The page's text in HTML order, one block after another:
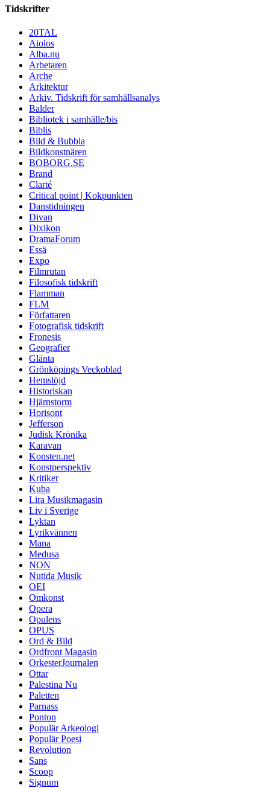
Tidskrifter
20TAL
Aiolos
Alba.nu
Arbetaren
Arche
Arkitektur
Arkiv. Tidskrift för samhällsanalys
Balder
Bibliotek i samhälle/bis
Biblis
Bild & Bubbla
Bildkonstnären
BOBORG.SE
Brand
Clarté
Critical point | Kokpunkten
Danstidningen
Divan
Dixikon
DramaForum
Essä
Expo
Filmrutan
Filosofisk tidskrift
Flamman
FLM
Författaren
Fotografisk tidskrift
Fronesis
Geografier
Glänta
Grönköpings Veckoblad
Hemslöjd
Historiskan
Hjärnstorm
Horisont
Jefferson
Judisk Krönika
Karavan
Konsten.net
Konstperspektiv
Kritiker
Kuba
Lira Musikmagasin
Liv i Sverige
Lyktan
Lyrikvännen
Mana
Medusa
NON
Nutida Musik
OEI
Omkonst
Opera
Opulens
OPUS
Ord & Bild
Ordfront Magasin
OrkesterJournalen
Ottar
Palestina Nu
Paletten
Parnass
Ponton
Populär Arkeologi
Populär Poesi
Revolution
Sans
Scoop
Signum